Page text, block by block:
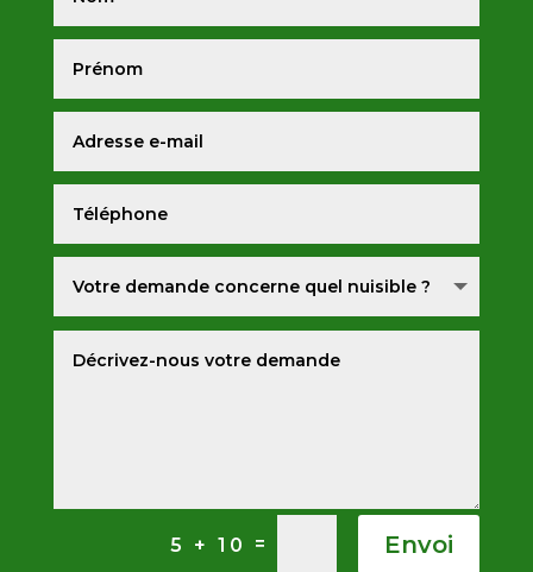
5 + 10 = Envoi